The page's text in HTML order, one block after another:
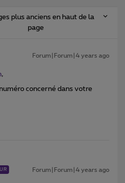
plus anciens en haut de la
page
Forum|Forum|4 years ago
,
concerné dans votre
Forum|Forum|4 years ago